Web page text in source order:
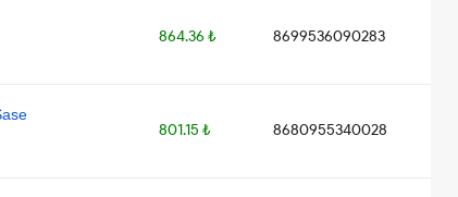
864.36 ₺ 8699536090283
801.15 ₺ 8680955340028